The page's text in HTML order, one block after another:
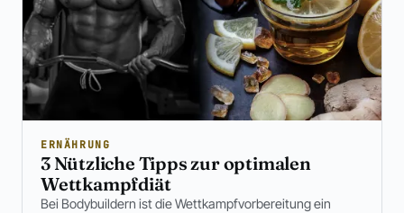
ERNÄHRUNG
3 Nützliche Tipps zur optimalen
Wettkampfdiät
Bei Bodybuildern ist die Wettkampfvorbereitung ein